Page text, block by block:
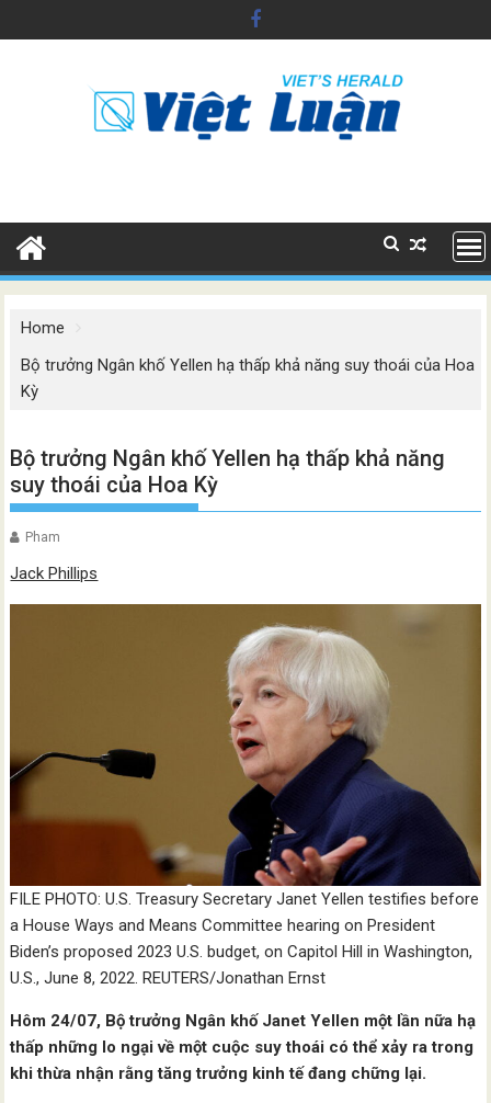
to
Home
Bộ trưởng Ngân khố Yellen hạ thấp khả năng suy thoái của Hoa
Kỳ
Bộ trưởng Ngân khố Yellen hạ thấp khả năng
suy thoái của Hoa Kỳ
Pham
Jack Phillips
FILE PHOTO: U.S. Treasury Secretary Janet Yellen testifies before
a House Ways and Means Committee hearing on President
Biden’s proposed 2023 U.S. budget, on Capitol Hill in Washington,
U.S., June 8, 2022. REUTERS/Jonathan Ernst
Hôm 24/07, Bộ trưởng Ngân khố Janet Yellen một lần nữa hạ
thấp những lo ngại về một cuộc suy thoái có thể xảy ra trong
khi thừa nhận rằng tăng trưởng kinh tế đang chững lại.